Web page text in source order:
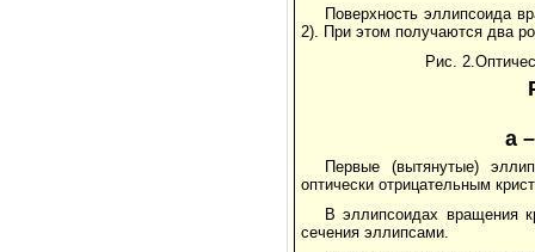
Поверхность эллипсоида
2). При этом получаются два
Рис.
а
Первые (вытянутые)
оптически отрицательным
В эллипсоидах вращения
сечения эллипсами.